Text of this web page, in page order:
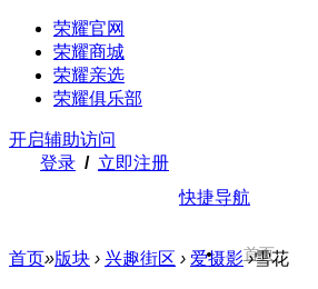
荣耀官网
荣耀商城
荣耀亲选
荣耀俱乐部
开启辅助访问
登录 / 立即注册
快捷导航
首页
首页»版块 › 兴趣街区 › 爱摄影 ›雪花